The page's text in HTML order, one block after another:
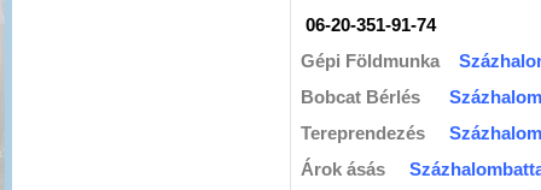
06-20-351-91-74
Gépi Földmunka
Bobcat Bérlés
Tereprendezés
Árok ásás